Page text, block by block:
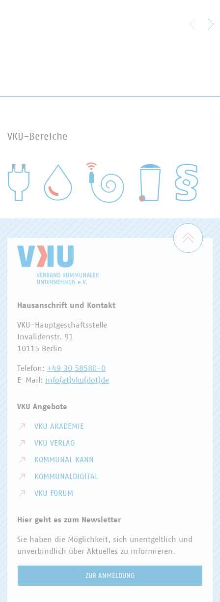
VKU-Bereiche
WASSER/ABWASSER
Zum
Hausanschrift und Kontakt
VKU-Hauptgeschäftsstelle
Invalidenstr. 91
10115 Berlin
Telefon: +49 30 58580-0
E-Mail: info(at)vku(dot)de
VKU Angebote
VKU AKADEMIE
VKU VERLAG
KOMMUNAL KANN
KOMMUNALDIGITAL
VKU FORUM
Hier geht es zum Newsletter
Sie haben die Möglichkeit, sich unentgeltlich und
unverbindlich über Aktuelles zu informieren.
ZUR ANMELDUNG